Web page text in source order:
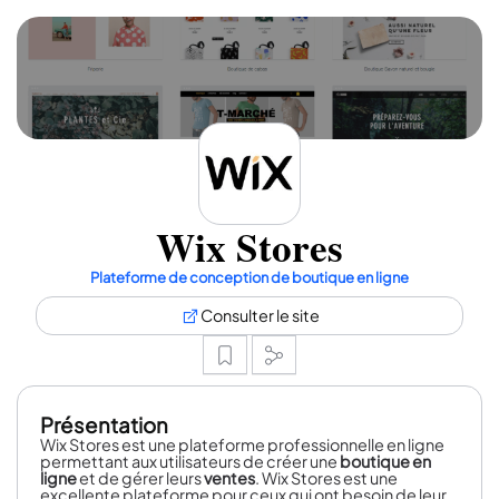
Wix Stores
Plateforme de conception de boutique en ligne
Consulter le site
Présentation
Wix Stores est une plateforme professionnelle en ligne
permettant aux utilisateurs de créer une boutique en
ligneet de gérer leursventes. Wix Stores est une
excellente plateforme pour ceux qui ont besoin de leur